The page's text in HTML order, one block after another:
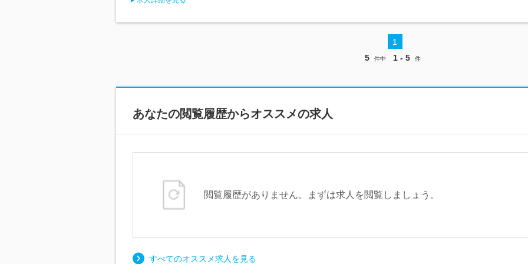
1
5
件中 1 - 5 件
あなたの閲覧履歴からオススメの求人
閲覧履歴がありません。まずは求人を閲覧しましょう。
すべてのオススメ求人を見る